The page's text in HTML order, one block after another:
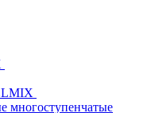
многоступенчатые